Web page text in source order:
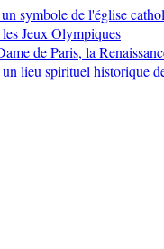
symbole de l'église
Jeux Olympiques
de Paris, la
lieu spirituel historique